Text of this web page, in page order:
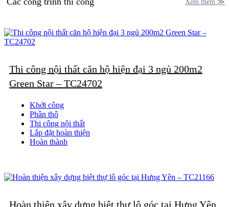
Xem thêm ≫
Thi công nội thất căn hộ hiện đại 3 ngủ 200m2
Green Star – TC24702
Khởi công
Phần thô
Thi công nội thất
Lắp đặt hoàn thiện
Hoàn thành
Hoàn thiện xây dựng biệt thự lô góc tại Hưng Yên